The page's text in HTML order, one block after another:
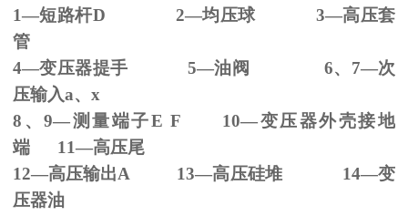
1—短路杆D 2—均压球 3—高压套
管
4—变压器提手 5—油阀 6、 7—次
压输入a、 x
8、9—测量端子E F 10—变压器外壳接地
端 11—高压尾
12—高压输出A 13—高压硅堆 14—变
压器油